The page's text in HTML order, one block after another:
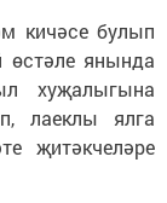
кичәсе булып
янында
хуҗалыгына
лаеклы ялга
җитәкчеләре